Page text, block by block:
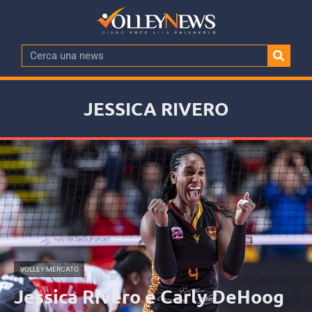
JESSICA RIVERO
VOLLEY MERCATO
Jessica Rivero e Carly DeHoog